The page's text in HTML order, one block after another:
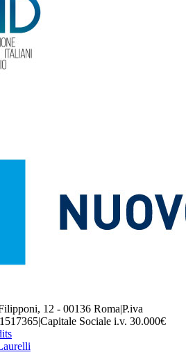
12 - 00136 Roma|P.iva
|Capitale Sociale i.v. 30.000€